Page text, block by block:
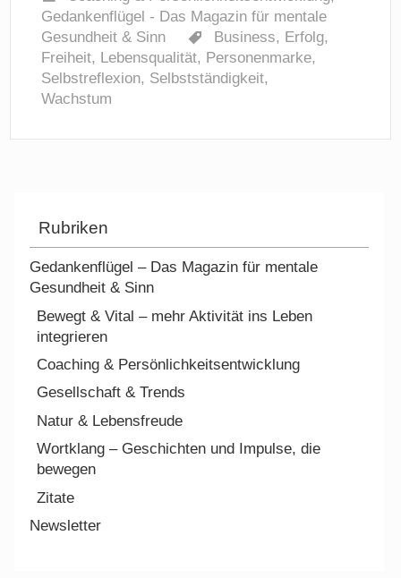
Gedankenflügel - Das Magazin für mentale
Gesundheit & Sinn
Business, Erfolg,
Freiheit, Lebensqualität, Personenmarke,
Selbstreflexion, Selbstständigkeit,
Wachstum
Rubriken
Gedankenflügel – Das Magazin für mentale
Gesundheit & Sinn
Bewegt & Vital – mehr Aktivität ins Leben
integrieren
Coaching & Persönlichkeitsentwicklung
Gesellschaft & Trends
Natur & Lebensfreude
Wortklang – Geschichten und Impulse, die
bewegen
Zitate
Newsletter